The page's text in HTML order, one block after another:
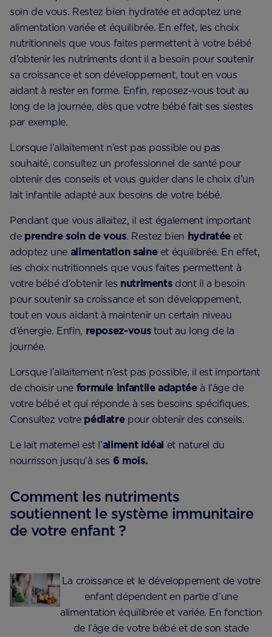
soin de vous. Restez bien hydratée et adoptez une
alimentation variée et équilibrée. En effet, les choix
nutritionnels que vous faites permettent à votre bébé
d’obtenir les nutriments dont il a besoin pour soutenir
sa croissance et son développement, tout en vous
aidant à rester en forme. Enfin, reposez-vous tout au
long de la journée, dès que votre bébé fait ses siestes
par exemple.
Lorsque l’allaitement n’est pas possible ou pas
souhaité, consultez un professionnel de santé pour
obtenir des conseils et vous guider dans le choix d’un
lait infantile adapté aux besoins de votre bébé.
Pendant que vous allaitez, il est également important
de prendre soin de vous. Restez bien hydratéeet
adoptez une alimentation saineet équilibrée. En effet,
les choix nutritionnels que vous faites permettent à
votre bébé d’obtenir les nutrimentsdont il a besoin
pour soutenir sa croissance et son développement,
tout en vous aidant à maintenir un certain niveau
d’énergie. Enfin, reposez-voustout au long de la
journée.
Lorsque l’allaitement n’est pas possible, il est important
de choisir une formule infantile adaptéeà l’âge de
votre bébé et qui réponde à ses besoins spécifiques.
Consultez votre pédiatrepour obtenir des conseils.
Le lait maternel est l’aliment idéal et naturel du
nourrisson jusqu’à ses 6 mois.
Comment les nutriments
soutiennent le système immunitaire
de votre enfant ?
La croissance et le développement de votre
enfant dépendent en partie d’une
alimentation équilibrée et variée. En fonction
de l’âge de votre bébé et de son stade